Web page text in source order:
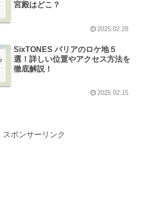
宮殿はどこ？
2025.02.28
SixTONES バリアのロケ地５
選！詳しい位置やアクセス方法を
徹底解説！
2025.02.15
スポンサーリンク